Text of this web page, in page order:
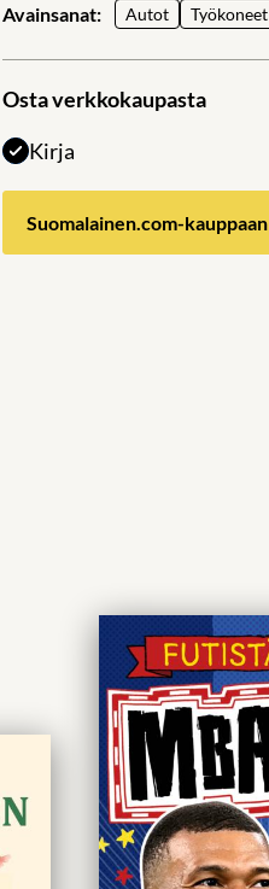
Avainsanat: Autot Työkoneet
Osta verkkokaupasta
Kirja
Suomalainen.com-kauppaan